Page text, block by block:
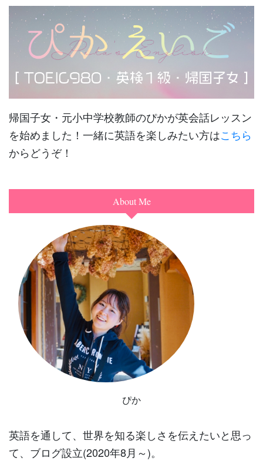
帰国子女・元小中学校教師のぴかが英会話レッスン
を始めました！一緒に英語を楽しみたい方はこちら
からどうぞ！
About Me
ぴか
英語を通して、世界を知る楽しさを伝えたいと思っ
て、ブログ設立(2020年8月～)。